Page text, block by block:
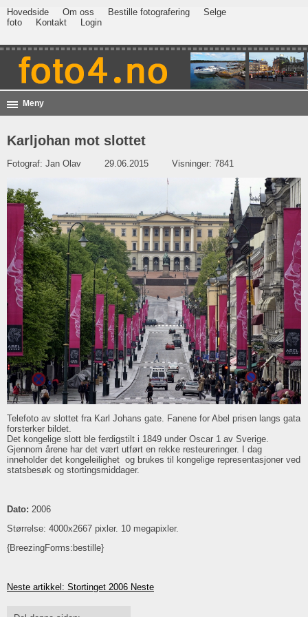
Hovedside Om oss Bestille fotografering
Selge
foto
Kontakt Login
Meny
Karljohan mot slottet
Fotograf: Jan Olav 29.06.2015 Visninger: 7841
Telefoto av slottet fra Karl Johans gate. Fanene for Abel prisen langs gata
forsterker bildet.
Det kongelige slott ble ferdigstilt i 1849 under Oscar 1 av Sverige.
Gjennom årene har det vært utført en rekke resteureringer. I dag
inneholder det kongeleilighet og brukes til kongelige representasjoner ved
statsbesøk og stortingsmiddager.
Dato: 2006
Størrelse: 4000x2667 pixler. 10 megapixler.
{BreezingForms:bestille}
Neste artikkel: Stortinget 2006 Neste